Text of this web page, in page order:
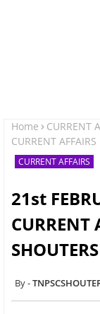
Home CURRENT
CURRENT
CURRENT AFFAIRS
21st
CURRENT
SHOUTERS